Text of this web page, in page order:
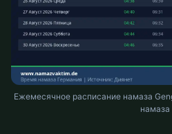
Ежемесячное расписание намаза
намаза